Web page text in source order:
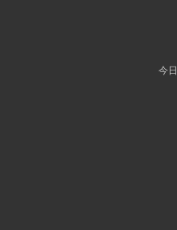
今日も、モザイクで